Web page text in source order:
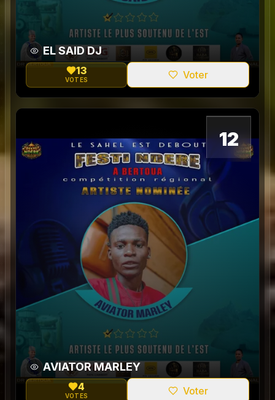
EL SAID DJ
13
VOTES Voter
12
AVIATOR MARLEY
4
VOTES Voter